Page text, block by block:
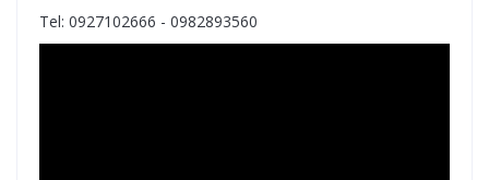
Tel: 0927102666 - 0982893560